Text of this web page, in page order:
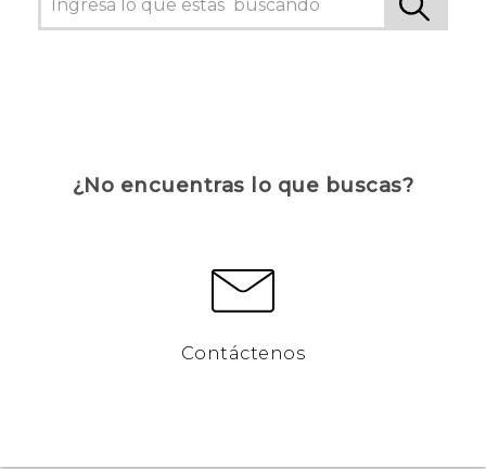
¿No encuentras lo que buscas?
Contáctenos